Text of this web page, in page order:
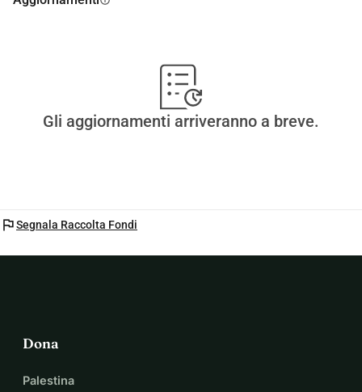
Gli aggiornamenti arriveranno a breve.
flagSegnala Raccolta Fondi
Dona
Palestina